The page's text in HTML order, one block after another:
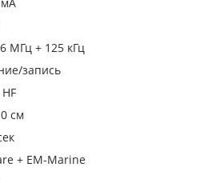
МГц + 125 кГц
запись
см
+ EM-Marine